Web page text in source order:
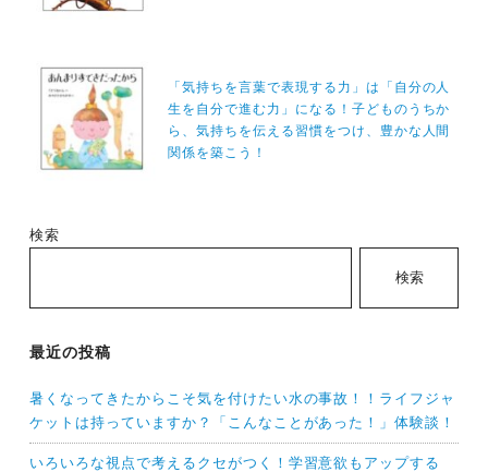
ン
「気持ちを言葉で表現する力」は「自分の人
生を自分で進む力」になる！子どものうちか
ら、気持ちを伝える習慣をつけ、豊かな人間
関係を築こう！
検索
検索
最近の投稿
暑くなってきたからこそ気を付けたい水の事故！！ライフジャ
ケットは持っていますか？「こんなことがあった！」体験談！
いろいろな視点で考えるクセがつく！学習意欲もアップする